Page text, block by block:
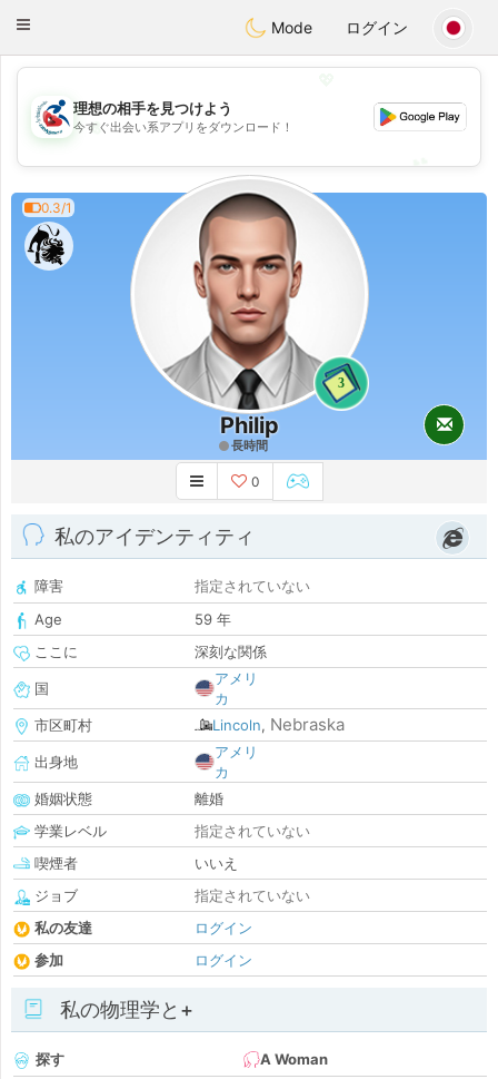
Handi Space
Toggle
Mode ログイン
💖
💕
理想の相手を見つけよう
今すぐ出会い系アプリをダウンロード！
0.3/1
3
Philip
長時間
0
私のアイデンティティ
障害
指定されていない
Age
59 年
ここに
深刻な関係
国
アメリ
カ
市区町村
Lincoln, Nebraska
出身地
アメリ
カ
婚姻状態
離婚
学業レベル
指定されていない
喫煙者
いいえ
ジョブ
指定されていない
私の友達
ログイン
参加
ログイン
私の物理学と+
探す
A Woman